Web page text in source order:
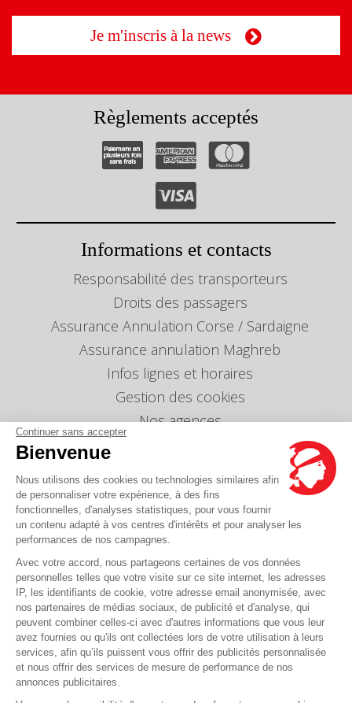
Continuer sans accepter
Bienvenue
Nous utilisons des cookies ou technologies similaires afin
de personnaliser votre expérience, à des fins
fonctionnelles, d'analyses statistiques, pour vous fournir
un contenu adapté à vos centres d'intérêts et pour analyser les
performances de nos campagnes.
Avec votre accord, nous partageons certaines de vos données
personnelles telles que votre visite sur ce site internet, les adresses
IP, les identifiants de cookie, votre adresse email anonymisée, avec
nos partenaires de médias sociaux, de publicité et d'analyse, qui
peuvent combiner celles-ci avec d'autres informations que vous leur
avez fournies ou qu'ils ont collectées lors de votre utilisation à leurs
services, afin qu’ils puissent vous offrir des publicités personnalisée
et nous offrir des services de mesure de performance de nos
annonces publicitaires.
Je m'inscris à la news
Règlements acceptés
Informations et contacts
Responsabilité des transporteurs
Droits des passagers
Assurance Annulation Corse / Sardaigne
Assurance annulation Maghreb
Infos lignes et horaires
Gestion des cookies
Nos agences
Nous envoyer un message
Info Ventes et Modifications
Politique de protection des données
personnelles
Index égalité professionnelle Femmes-Hommes
Écarts de représentation femmes-hommes dans
les postes de direction
Vous avez une question ?
La FAQ c'est ici